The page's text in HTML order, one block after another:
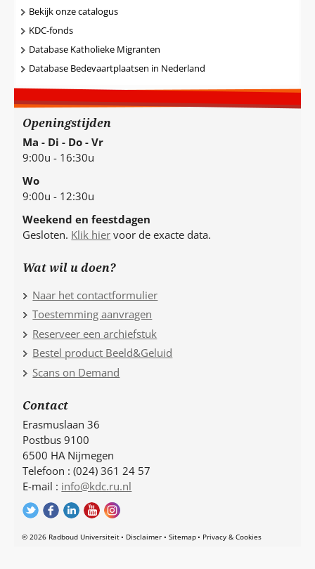
Bekijk onze catalogus
KDC-fonds
Database Katholieke Migranten
Database Bedevaartplaatsen in Nederland
Openingstijden
Ma - Di - Do - Vr
9:00u - 16:30u
Wo
9:00u - 12:30u
Weekend en feestdagen
Gesloten. Klik hier voor de exacte data.
Wat wil u doen?
Naar het contactformulier
Toestemming aanvragen
Reserveer een archiefstuk
Bestel product Beeld&Geluid
Scans on Demand
Contact
Erasmuslaan 36
Postbus 9100
6500 HA Nijmegen
Telefoon : (024) 361 24 57
E-mail : info@kdc.ru.nl
© 2026 Radboud Universiteit Disclaimer Sitemap Privacy & Cookies